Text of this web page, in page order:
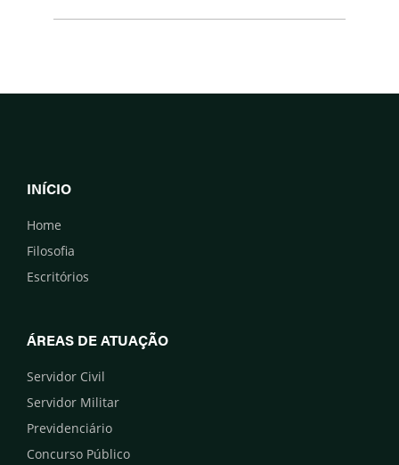
INÍCIO
Home
Filosofia
Escritórios
ÁREAS DE ATUAÇÃO
Servidor Civil
Servidor Militar
Previdenciário
Concurso Público